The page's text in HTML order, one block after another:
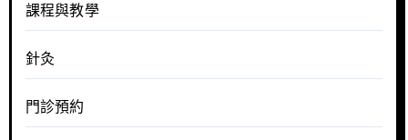
課程與教學
針灸
門診預約